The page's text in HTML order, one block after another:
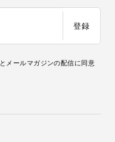
登録
とメールマガジンの配信に同意